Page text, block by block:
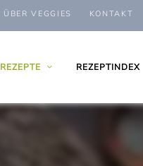
ÜBER VEGGIES KONTAKT
REZEPTE REZEPTINDEX